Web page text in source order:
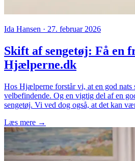
Ida Hansen · 27. februar 2026
Skift af sengetøj: Få en
Hjælperne.dk
Hos Hjælperne forstår vi, at en god nats
velbefindende. Og en vigtig del af en
sengetøj. Vi ved dog også, at det kan
Læs mere →